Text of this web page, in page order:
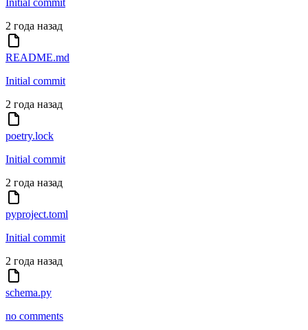
Initial commit
2 года назад
README.md
Initial commit
2 года назад
poetry.lock
Initial commit
2 года назад
pyproject.toml
Initial commit
2 года назад
schema.py
no comments